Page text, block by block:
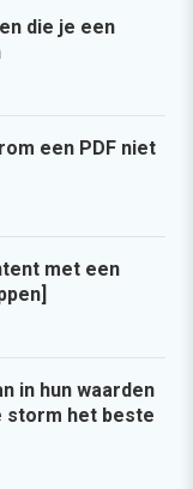
die je een
een PDF niet
met een
in hun waarden
storm het beste